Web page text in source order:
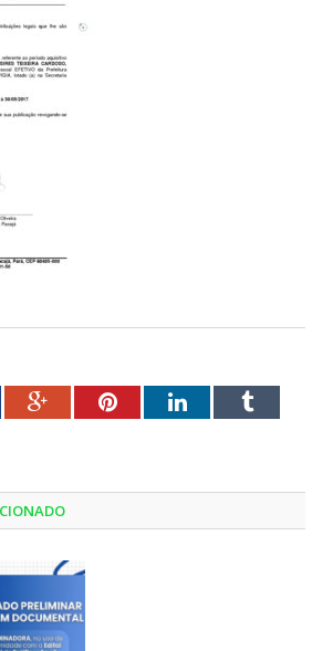
Google+PinterestLinkedInTumblr